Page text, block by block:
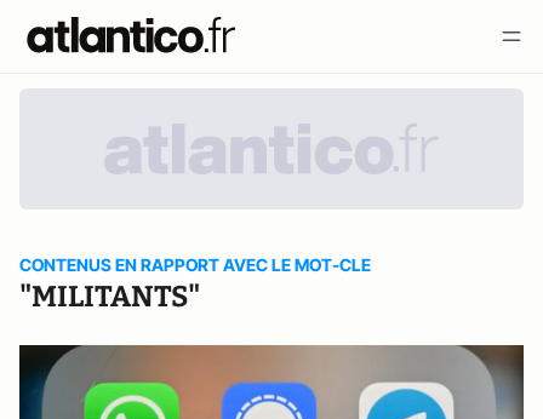
CONTENUS EN RAPPORT AVEC LE MOT-CLE
"MILITANTS"